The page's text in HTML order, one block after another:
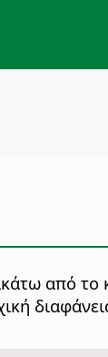
από το